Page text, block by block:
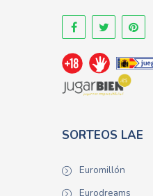
SORTEOS LAE
Euromillón
Eurodreams